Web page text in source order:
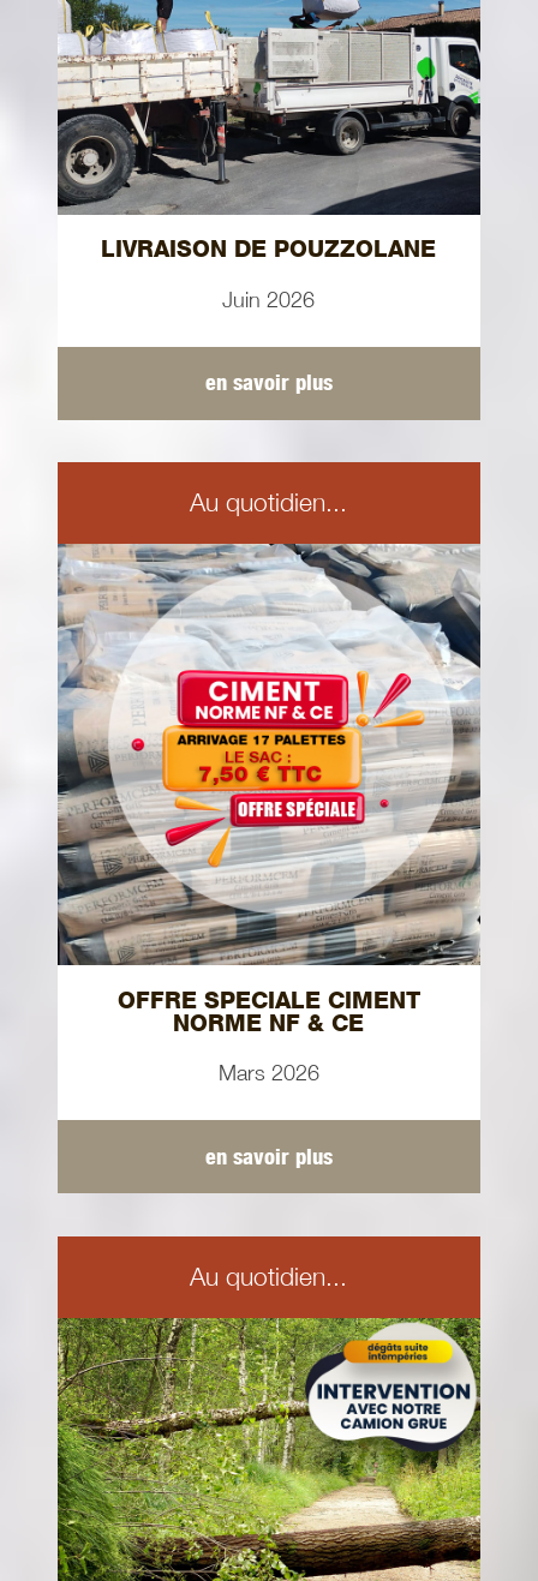
LIVRAISON DE POUZZOLANE
Juin 2026
en savoir plus
Au quotidien...
OFFRE SPECIALE CIMENT
NORME NF & CE
Mars 2026
en savoir plus
Au quotidien...